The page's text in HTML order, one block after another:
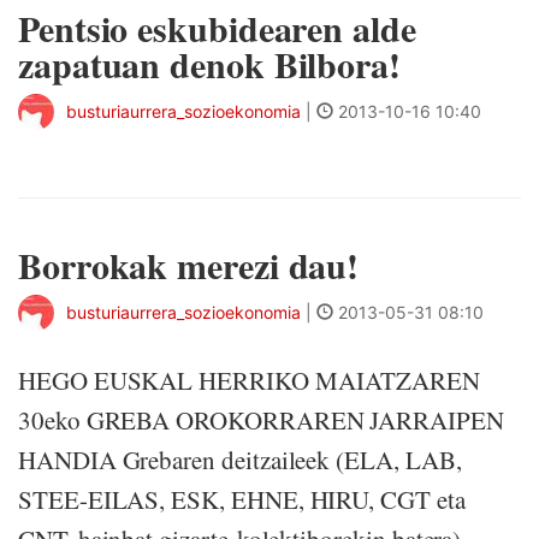
Pentsio eskubidearen alde
zapatuan denok Bilbora!
busturiaurrera_sozioekonomia 2013-10-16 10:40
Borrokak merezi dau!
busturiaurrera_sozioekonomia 2013-05-31 08:10
HEGO EUSKAL HERRIKO MAIATZAREN
30eko GREBA OROKORRAREN JARRAIPEN
HANDIA Grebaren deitzaileek (ELA, LAB,
STEE-EILAS, ESK, EHNE, HIRU, CGT eta